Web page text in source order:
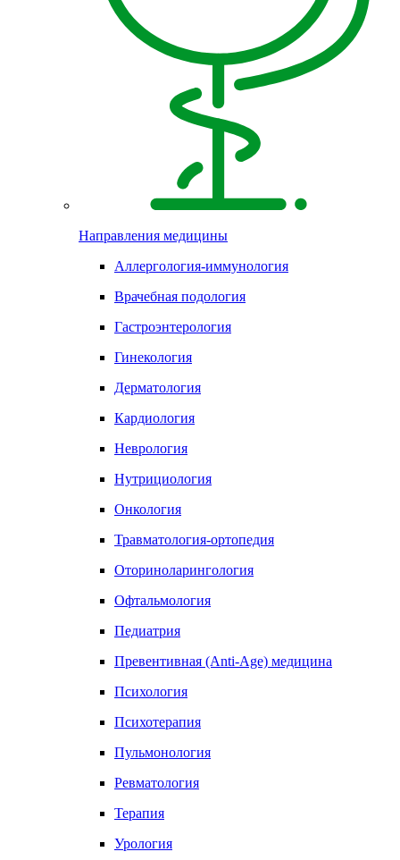
Направления медицины
Аллергология-иммунология
Врачебная подология
Гастроэнтерология
Гинекология
Дерматология
Кардиология
Неврология
Нутрициология
Онкология
Травматология-ортопедия
Оториноларингология
Офтальмология
Педиатрия
Превентивная (Anti-Age) медицина
Психология
Психотерапия
Пульмонология
Ревматология
Терапия
Урология